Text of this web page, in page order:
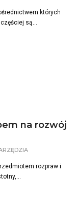
których
są...
na rozwój
rozpraw i